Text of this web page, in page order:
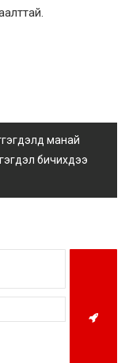
манай
бичихдээ